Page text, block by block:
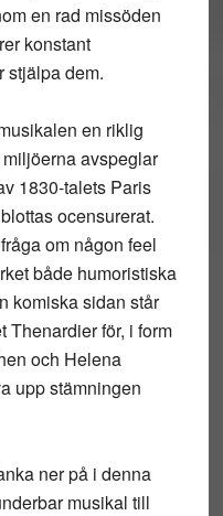
en rad missöden
konstant
stjälpa dem.
en riklig
avspeglar
1830-talets Paris
ocensurerat.
om någon feel
både humoristiska
komiska sidan står
Thenardier för, i form
och Helena
upp stämningen
ner på i denna
musikal till